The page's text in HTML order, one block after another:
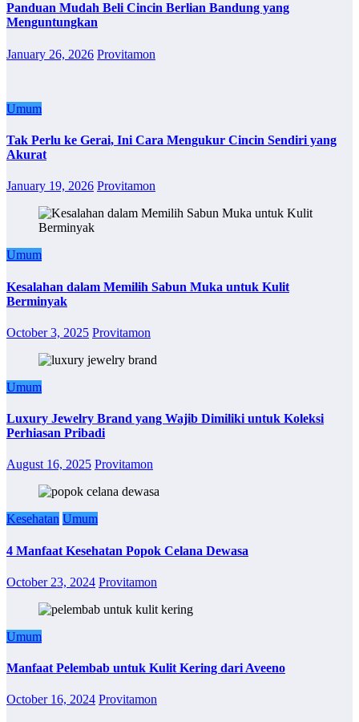
Panduan Mudah Beli Cincin Berlian Bandung yang
Menguntungkan
January 26, 2026 Provitamon
Umum
Tak Perlu ke Gerai, Ini Cara Mengukur Cincin Sendiri yang
Akurat
January 19, 2026 Provitamon
Umum
Kesalahan dalam Memilih Sabun Muka untuk Kulit
Berminyak
October 3, 2025 Provitamon
Umum
Luxury Jewelry Brand yang Wajib Dimiliki untuk Koleksi
Perhiasan Pribadi
August 16, 2025 Provitamon
Kesehatan Umum
4 Manfaat Kesehatan Popok Celana Dewasa
October 23, 2024 Provitamon
Umum
Manfaat Pelembab untuk Kulit Kering dari Aveeno
October 16, 2024 Provitamon